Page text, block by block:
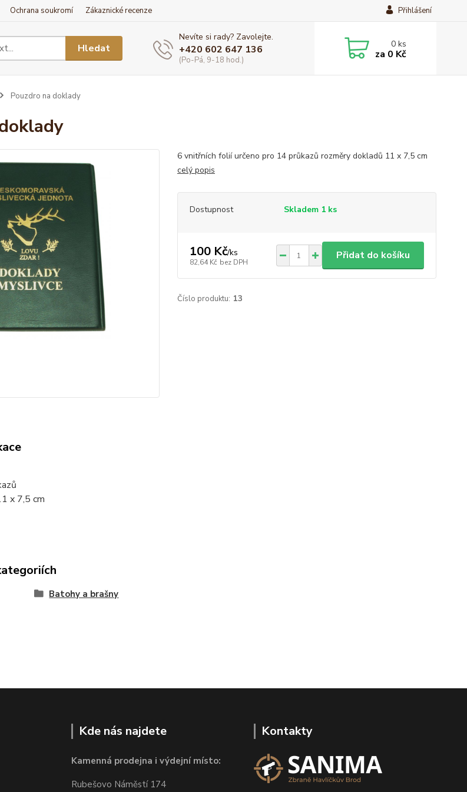
Ochrana soukromí Zákaznické recenze Přihlášení
Hledat
Nevíte si rady? Zavolejte.
+420 602 647 136
(Po-Pá, 9-18 hod.)
0ks
za 0 Kč
Pouzdro na doklady
6 vnitřních folií určeno pro 14 průkazů rozměry dokladů 11 x 7,5 cm
celý popis
Dostupnost Skladem 1 ks
100 Kč/ks
82,64 Kč bez DPH
Přidat do košíku
Číslo produktu: 13
x 7,5 cm
Batohy a brašny
Kde nás najdete
Kamenná prodejna i výdejní místo:
Rubešovo Náměstí 174
Kontakty